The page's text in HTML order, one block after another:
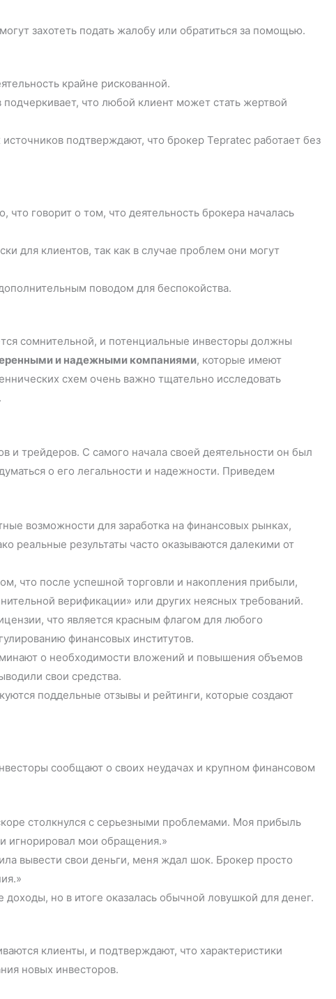
захотеть подать жалобу или обратиться за помощью.
крайне рискованной.
что любой клиент может стать жертвой
подтверждают, что брокер Tepratec работает без
говорит о том, что деятельность брокера началась
для клиентов, так как в случае проблем они могут
поводом для беспокойства.
сомнительной, и потенциальные инвесторы должны
и надежными компаниями, которые имеют
схем очень важно тщательно исследовать
и трейдеров. С самого начала своей деятельности он был
о его легальности и надежности. Приведем
возможности для заработка на финансовых рынках,
результаты часто оказываются далекими от
что после успешной торговли и накопления прибыли,
верификации» или других неясных требований.
что является красным флагом для любого
финансовых институтов.
о необходимости вложений и повышения объемов
свои средства.
поддельные отзывы и рейтинги, которые создают
сообщают о своих неудачах и крупном финансовом
столкнулся с серьезными проблемами. Моя прибыль
игнорировал мои обращения.»
вывести свои деньги, меня ждал шок. Брокер просто
но в итоге оказалась обычной ловушкой для денег.
клиенты, и подтверждают, что характеристики
новых инвесторов.